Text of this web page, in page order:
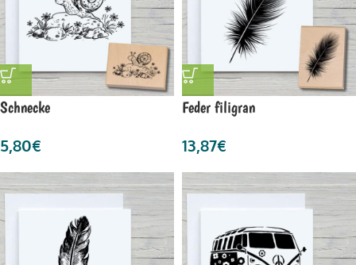
Schnecke
5,80€
Feder filigran
13,87€